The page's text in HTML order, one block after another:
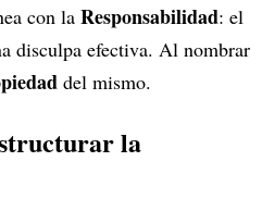
con la Responsabilidad: el
disculpa efectiva. Al nombrar
del mismo.
la